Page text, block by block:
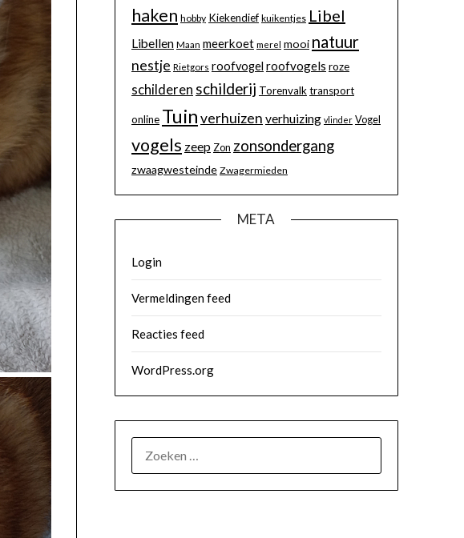
haken hobby Kiekendief kuikentjes Libel
Libellen Maan meerkoet merel mooi natuur
nestje Rietgors roofvogel roofvogels roze
schilderen schilderij Torenvalktransport
online Tuinverhuizen verhuizing vlinder Vogel
vogels zeep Zon zonsondergang
zwaagwesteinde Zwagermieden
META
Login
Vermeldingen feed
Reacties feed
WordPress.org